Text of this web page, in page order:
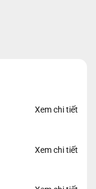
Xem chi tiết
Xem chi tiết